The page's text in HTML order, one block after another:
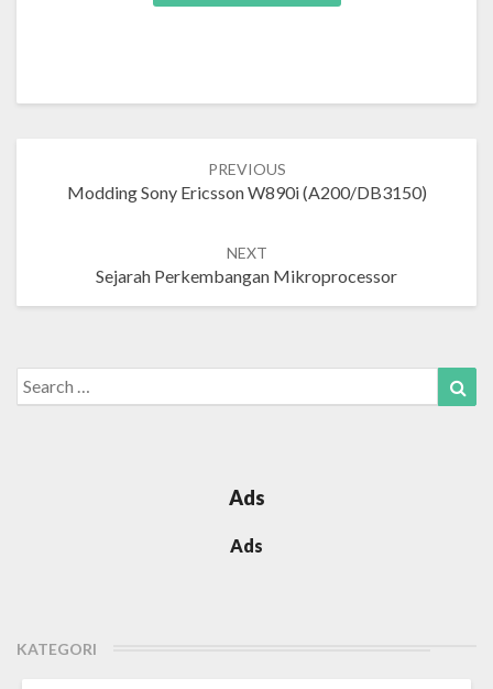
PREVIOUS
Modding Sony Ericsson W890i (A200/DB3150)
NEXT
Sejarah Perkembangan Mikroprocessor
Search
for:
Ads
Ads
KATEGORI